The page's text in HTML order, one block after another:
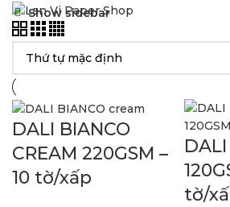
Show sidebar
DALI BIANCO
CREAM 220GSM –
10 tờ/xấp
tờ/